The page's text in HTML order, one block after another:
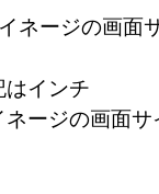
ネージの画面
はインチ
ネージの画面